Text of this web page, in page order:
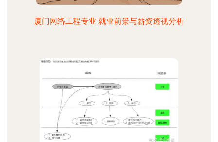
厦门网络工程专业 就业前景与薪资透视分析